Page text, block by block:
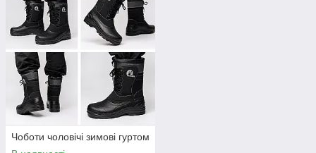
Чоботи чоловічі зимові гуртом